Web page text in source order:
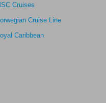
Cruises
Cruise Line
Caribbean